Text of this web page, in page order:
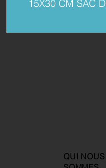
15X30 CM SAC
QUI NOUS